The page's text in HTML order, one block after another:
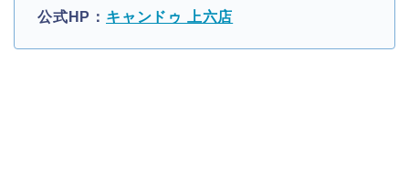
公式HP： キャンドゥ 上六店